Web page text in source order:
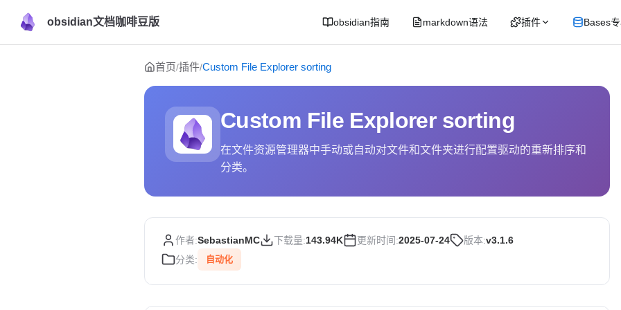
obsidian文档咖啡豆版 obsidian指南 markdown语法 插件 Bases
Skip to content
首页/插件/Custom File Explorer sorting
Custom File Explorer sorting
在文件资源管理器中手动或自动对文件和文件夹进行配置驱动的重新排序和
分类。
作者:SebastianMC 下载量:143.94K 更新时间:2025-07-24 版本:v3.1.6
分类:
自动化